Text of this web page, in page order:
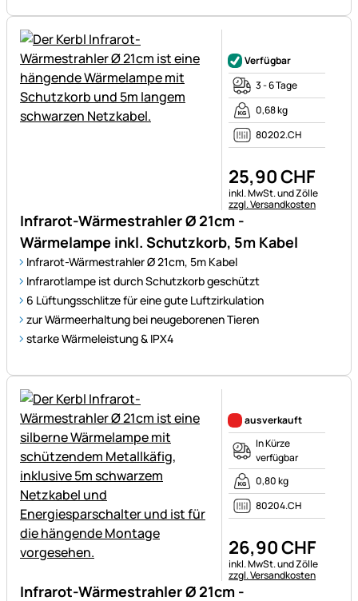
Infrarot-Wärmestrahler Ø 21cm -
Wärmelampe inkl. Schutzkorb, 5m Kabel
Infrarot-Wärmestrahler Ø 21cm, 5m Kabel
Infrarotlampe ist durch Schutzkorb geschützt
6 Lüftungsschlitze für eine gute Luftzirkulation
zur Wärmeerhaltung bei neugeborenen Tieren
starke Wärmeleistung & IPX4
Verfügbar
3 - 6 Tage
0,68 kg
80202.CH
25,90CHF
Steuerhinweis:
inkl. MwSt. und Zölle
zzgl. Versandkosten
Infrarot-Wärmestrahler Ø 21cm -
ausverkauft
In Kürze
verfügbar
0,80 kg
80204.CH
26,90CHF
Steuerhinweis:
inkl. MwSt. und Zölle
zzgl. Versandkosten